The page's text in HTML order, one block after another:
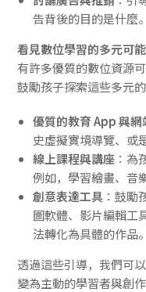
告背後的目的是什麼。
看見數位學習的多元可能
有許多優質的數位資源
鼓勵孩子探索這些多元
優質的教育 App 與網
史虛擬實境導覽、或
線上課程與講座 ：為
例如，學習繪畫、音
創意表達工具 ：鼓勵
圖軟體、影片編輯工
法轉化為具體的作品。
透過這些引導，我們可
變為主動的學習者與創